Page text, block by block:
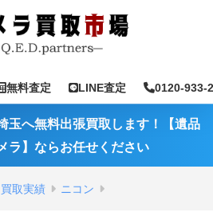
無料査定 LINE査定 0120-933-
玉へ無料出張買取します！【遺品
ラ】ならお任せください
買取実績 ニコン